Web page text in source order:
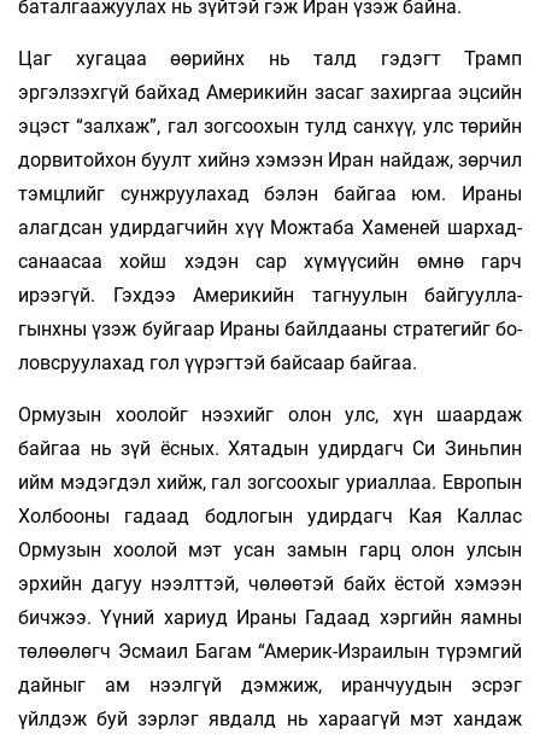
баталгаажуулах нь зүйтэй гэж Иран үзэж байна.
Цаг хугацаа өөрийнх нь талд гэдэгт Трамп
эргэлзэхгүй байхад Америкийн засаг захир­гаа эцсийн
эцэст “залхаж”, гал зогсоохын тулд санхүү, улс төрийн
дорвитойхон буулт хийнэ хэмээн Иран найдаж, зөрчил
тэмцлийг сунж­руулахад бэлэн байгаа юм. Ираны
алагдсан удирдагчийн хүү Можтаба Хаменей шархад­
санаасаа хойш хэдэн сар хүмүүсийн өмнө гарч
ирээгүй. Гэхдээ Америкийн тагнуулын байгуул­ла­
гынхны үзэж буй­гаар Ираны байлдааны стра­те­гийг бо­
ловсруулахад гол үүрэгтэй байсаар байгаа.
Ормузын хоолойг нээхийг олон улс, хүн шаар­даж
байгаа нь зүй ёсных. Хятадын удирдагч Си Зиньпин
ийм мэдэгдэл хийж, гал зогсоохыг уриаллаа. Европын
Холбооны гадаад бодлогын удирдагч Кая Каллас
Ормузын хоолой мэт усан замын гарц олон улсын
эрхийн дагуу нээлттэй, чөлөөтэй байх ёстой хэмээн
бичжээ. Үүний хариуд Ираны Гадаад хэргийн яамны
төлөөлөгч Эс­маил Багам “Америк-Израилын түрэмгий
дайныг ам нээлгүй дэмжиж, иран­чуудын эсрэг
үйлдэж буй зэрлэг явдалд нь хараагүй мэт хандаж